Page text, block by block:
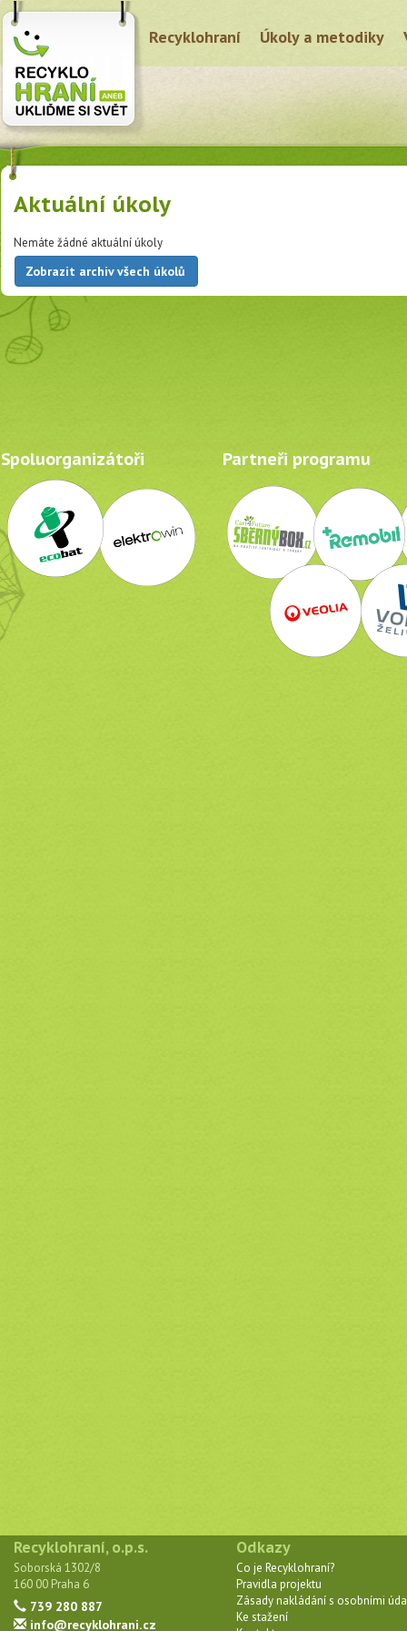
Recyklohraní Úkoly a metodiky
Aktuální úkoly
Nemáte žádné aktuální úkoly
Zobrazit archiv všech úkolů
Spoluorganizátoři Partneři programu
Recyklohraní, o.p.s.
Soborská 1302/8
160 00 Praha 6
739 280 887
info@recyklohrani.cz
Odkazy
Co je Recyklohraní?
Pravidla projektu
Zásady nakládání s osobními
Ke stažení